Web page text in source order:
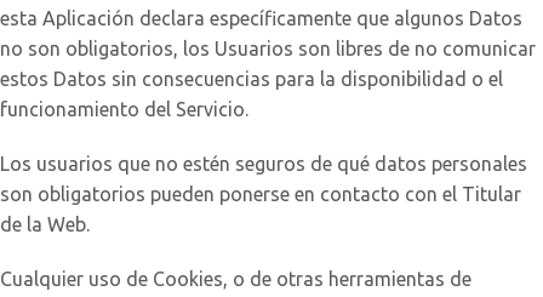
esta Aplicación declara específicamente que algunos Datos
no son obligatorios, los Usuarios son libres de no comunicar
estos Datos sin consecuencias para la disponibilidad o el
funcionamiento del Servicio.
Los usuarios que no estén seguros de qué datos personales
son obligatorios pueden ponerse en contacto con el Titular
de la Web.
Cualquier uso de Cookies, o de otras herramientas de